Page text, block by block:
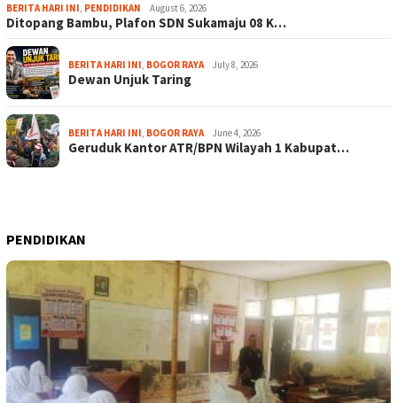
BERITA HARI INI, PENDIDIKAN August 6, 2026
Ditopang Bambu, Plafon SDN Sukamaju 08 K…
BERITA HARI INI, BOGOR RAYA July 8, 2026
Dewan Unjuk Taring
BERITA HARI INI, BOGOR RAYA June 4, 2026
Geruduk Kantor ATR/BPN Wilayah 1 Kabupat…
PENDIDIKAN